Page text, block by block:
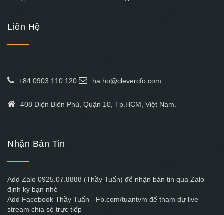
Liên Hệ
+84 0903.110.120 ha.ho@clevercfo.com
408 Điện Biên Phủ, Quận 10, Tp.HCM, Việt Nam.
Nhận Bản Tin
Add Zalo 0925.07.8888 (Thầy Tuấn) để nhận bản tin qua Zalo
định kỳ bạn nhé
Add Facebook Thầy Tuấn - Fb.com/tuantvm để tham dự live
stream chia sẻ trực tiếp